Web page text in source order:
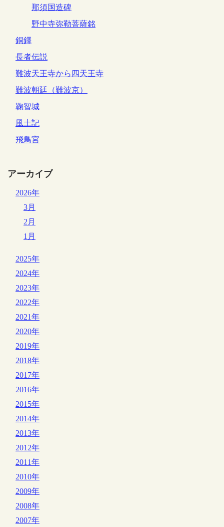
那須国造碑
野中寺弥勒菩薩銘
銅鐸
長者伝説
難波天王寺から四天王寺
難波朝廷（難波京）
鞠智城
風土記
飛鳥宮
アーカイブ
2026年
3月
2月
1月
2025年
2024年
2023年
2022年
2021年
2020年
2019年
2018年
2017年
2016年
2015年
2014年
2013年
2012年
2011年
2010年
2009年
2008年
2007年